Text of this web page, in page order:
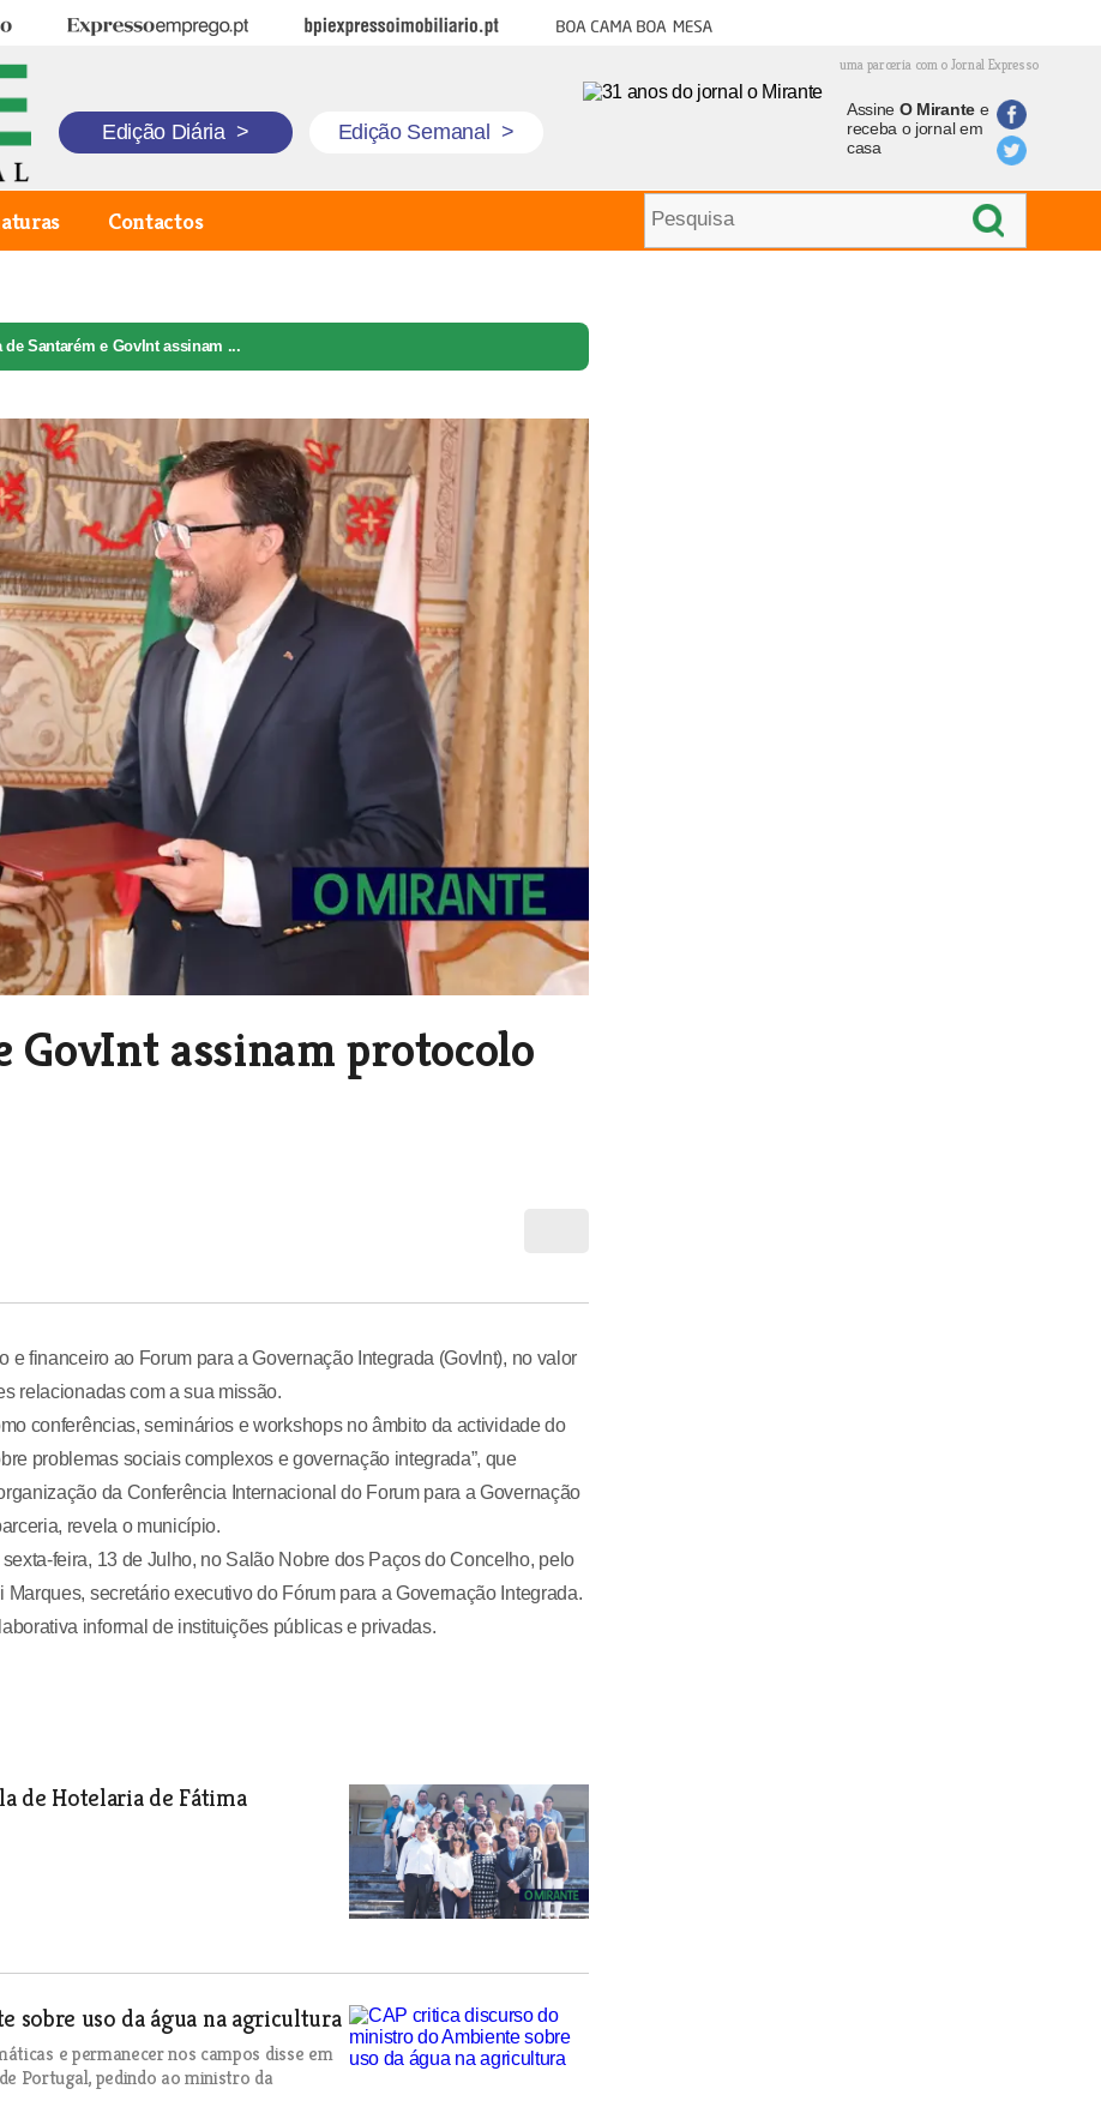
Expresso Emprego BPI Expresso Imobiliário Boa cama boa mesa
uma parceria com o Jornal Expresso
Edição Diária > Edição Semanal >
Assine O Mirantee
receba o jornal em
casa
Contactos
de Santarém e GovInt assinam ...
GovInt assinam protocolo
financeiro ao Forum para a Governação Integrada (GovInt), no valor
relacionadas com a sua missão.
conferências, seminários e workshops no âmbito da actividade do
problemas sociais complexos e governação integrada”, que
da Conferência Internacional do Forum para a Governação
revela o município.
feira, 13 de Julho, no Salão Nobre dos Paços do Concelho, pelo
secretário executivo do Fórum para a Governação Integrada.
informal de instituições públicas e privadas.
de Hotelaria de Fátima
sobre uso da água na agricultura
e permanecer nos campos disse em
Portugal, pedindo ao ministro da